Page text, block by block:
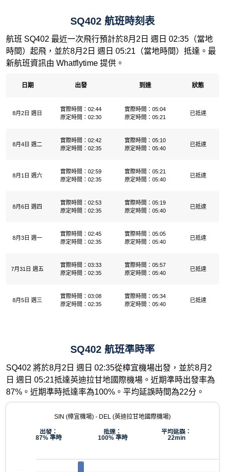
SQ402 航班時刻表
航班 SQ402 最近一次飛行預計於8月2日 週日 02:35（當地
時間）起飛，並於8月2日 週日 05:21（當地時間）抵達。最
新航班資訊由 Whatflytime 提供。
日期 出發 到達 狀態
8月2日 週日
實際時間：02:44
原定時間：02:30
實際時間：05:04
原定時間：05:21
已抵達
8月4日 週二
實際時間：02:42
原定時間：02:35
實際時間：05:10
原定時間：05:40
已抵達
8月1日 週六
實際時間：02:59
原定時間：02:35
實際時間：05:21
原定時間：05:40
已抵達
8月6日 週四
實際時間：02:53
原定時間：02:35
實際時間：05:19
原定時間：05:40
已抵達
8月3日 週一
實際時間：02:45
原定時間：02:35
實際時間：05:05
原定時間：05:40
已抵達
7月31日 週五
實際時間：03:33
原定時間：02:35
實際時間：05:57
原定時間：05:40
已抵達
8月5日 週三
實際時間：03:08
原定時間：02:35
實際時間：05:34
原定時間：05:40
已抵達
SQ402 航班準時率
SQ402 將於8月2日 週日 02:35從樟宜機場出發，並於8月2
日 週日 05:21抵達英迪拉甘地國際機場。近期準時出發率為
87%。近期準時抵達率為100%。平均延誤時間為22分。
SIN (樟宜機場) - DEL (英迪拉甘地國際機場)
出發：
87% 準時
抵達：
100% 準時
平均延誤：
22min